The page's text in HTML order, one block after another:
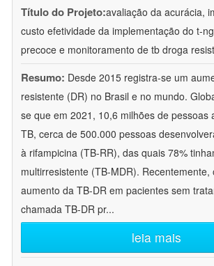
Título do Projeto:avaliação da acurácia,
custo efetividade da implementação do t-
precoce e monitoramento de tb droga
Resumo: Desde 2015 registra-se um
resistente (DR) no Brasil e no mundo.
se que em 2021, 10,6 milhões de pessoas
TB, cerca de 500.000 pessoas
à rifampicina (TB-RR), das quais 78%
multirresistente (TB-MDR). Recentemente,
aumento da TB-DR em pacientes sem
chamada TB-DR pr...
leia mais